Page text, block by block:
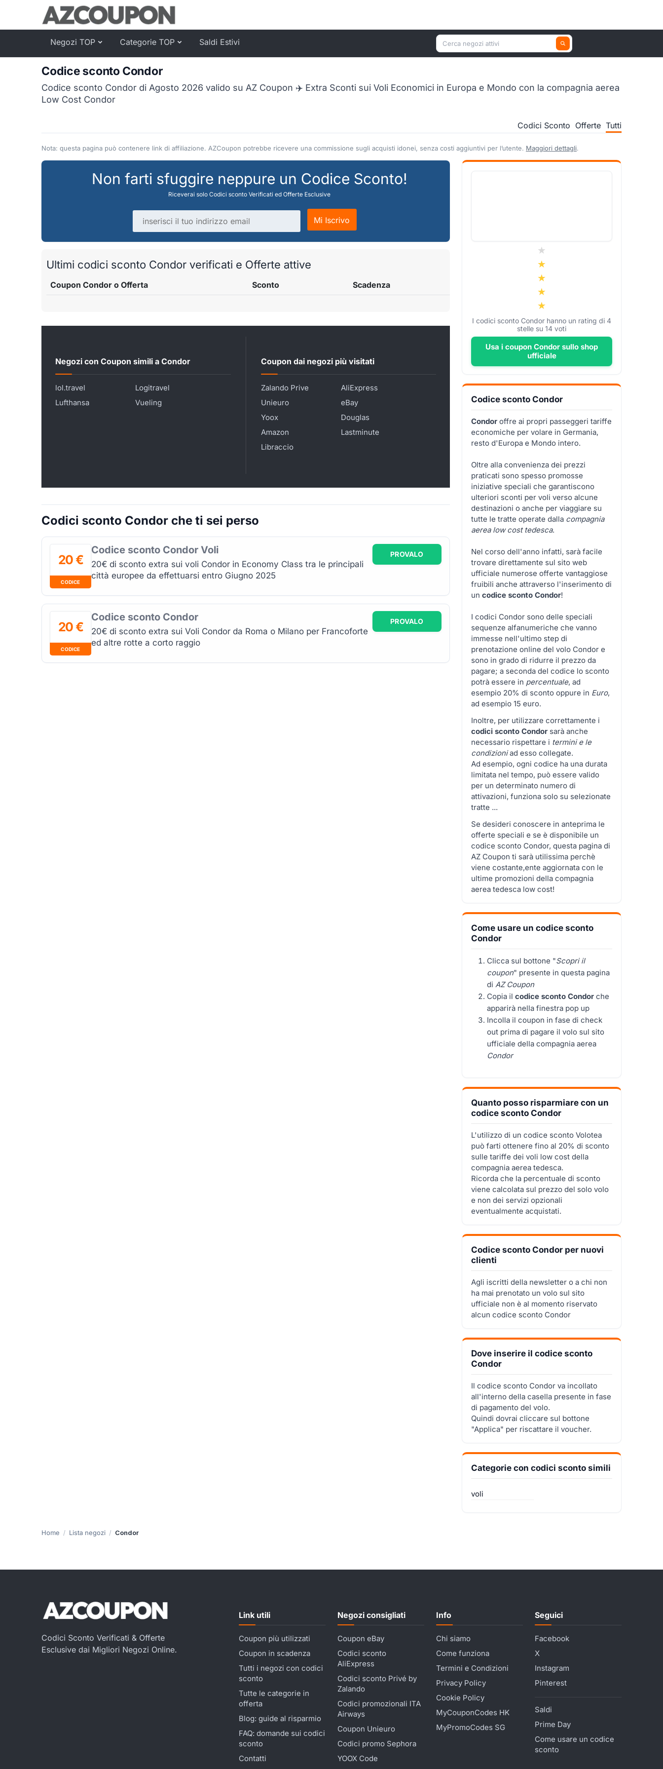
Negozi TOP Categorie TOP Saldi Estivi
Cerca un negozio attivo
Codice sconto Condor
Codice sconto Condor di Agosto 2026 valido su AZ Coupon ✈️ Extra Sconti sui Voli Economici in Europa e Mondo con la compagnia aerea
Low Cost Condor
Codici Sconto Offerte Tutti
Nota: questa pagina può contenere link di affiliazione. AZCoupon potrebbe ricevere una commissione sugli acquisti idonei, senza costi aggiuntivi per l’utente. Maggiori dettagli.
Non farti sfuggire neppure un Codice Sconto!
Riceverai solo Codici sconto Verificati ed Offerte Esclusive
Indirizzo email
Mi Iscrivo
Ultimi codici sconto Condor verificati e Offerte attive
Coupon Condor o Offerta Sconto Scadenza
Negozi con Coupon simili a Condor
lol.travel
Logitravel
Lufthansa
Vueling
Coupon dai negozi più visitati
Zalando Prive
AliExpress
Unieuro
eBay
Yoox
Douglas
Amazon
Lastminute
Libraccio
Codici sconto Condor che ti sei perso
20 €
CODICE
Codice sconto Condor Voli
20€ di sconto extra sui voli Condor in Economy Class tra le principali
città europee da effettuarsi entro Giugno 2025
PROVALO
20 €
CODICE
Codice sconto Condor
20€ di sconto extra sui Voli Condor da Roma o Milano per Francoforte
ed altre rotte a corto raggio
PROVALO
I codici sconto Condor hanno un rating di 4
stelle su 14 voti
Usa i coupon Condor sullo shop
ufficiale
Codice sconto Condor
Condor offre ai propri passeggeri tariffe
economiche per volare in Germania,
resto d'Europa e Mondo intero.
Oltre alla convenienza dei prezzi
praticati sono spesso promosse
iniziative speciali che garantiscono
ulteriori sconti per voli verso alcune
destinazioni o anche per viaggiare su
tutte le tratte operate dalla compagnia
aerea low cost tedesca.
Nel corso dell'anno infatti, sarà facile
trovare direttamente sul sito web
ufficiale numerose offerte vantaggiose
fruibili anche attraverso l'inserimento di
un codice sconto Condor!
I codici Condor sono delle speciali
sequenze alfanumeriche che vanno
immesse nell'ultimo step di
prenotazione online del volo Condor e
sono in grado di ridurre il prezzo da
pagare; a seconda del codice lo sconto
potrà essere in percentuale, ad
esempio 20% di sconto oppure in Euro,
ad esempio 15 euro.
Inoltre, per utilizzare correttamente i
codici sconto Condor sarà anche
necessario rispettare i termini e le
condizioniad esso collegate.
Ad esempio, ogni codice ha una durata
limitata nel tempo, può essere valido
per un determinato numero di
attivazioni, funziona solo su selezionate
tratte ...
Se desideri conoscere in anteprima le
offerte speciali e se è disponibile un
codice sconto Condor, questa pagina di
AZ Coupon ti sarà utilissima perchè
viene costante,ente aggiornata con le
ultime promozioni della compagnia
aerea tedesca low cost!
Come usare un codice sconto
Condor
Clicca sul bottone "Scopri il
coupon" presente in questa pagina
di AZ Coupon
Copia il codice sconto Condor che
apparirà nella finestra pop up
Incolla il coupon in fase di check
out prima di pagare il volo sul sito
ufficiale della compagnia aerea
Condor
Quanto posso risparmiare con un
codice sconto Condor
L'utilizzo di un codice sconto Volotea
può farti ottenere fino al 20% di sconto
sulle tariffe dei voli low cost della
compagnia aerea tedesca.
Ricorda che la percentuale di sconto
viene calcolata sul prezzo del solo volo
e non dei servizi opzionali
eventualmente acquistati.
Codice sconto Condor per nuovi
clienti
Agli iscritti della newsletter o a chi non
ha mai prenotato un volo sul sito
ufficiale non è al momento riservato
alcun codice sconto Condor
Dove inserire il codice sconto
Condor
Il codice sconto Condor va incollato
all'interno della casella presente in fase
di pagamento del volo.
Quindi dovrai cliccare sul bottone
"Applica" per riscattare il voucher.
Categorie con codici sconto simili
voli
Home Lista negozi Condor
Codici Sconto Verificati & Offerte
Esclusive dai Migliori Negozi Online.
Link utili
Coupon più utilizzati
Coupon in scadenza
Tutti i negozi con codici
sconto
Tutte le categorie in
offerta
Blog: guide al risparmio
FAQ: domande sui codici
sconto
Contatti
Negozi consigliati
Coupon eBay
Codici sconto
AliExpress
Codici sconto Privé by
Zalando
Codici promozionali ITA
Airways
Coupon Unieuro
Codici promo Sephora
YOOX Code
Info
Chi siamo
Come funziona
Termini e Condizioni
Privacy Policy
Cookie Policy
MyCouponCodes HK
MyPromoCodes SG
Seguici
Facebook
X
Instagram
Pinterest
Saldi
Prime Day
Come usare un codice
sconto